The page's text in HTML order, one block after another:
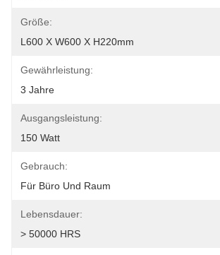
Größe:
L600 X W600 X H220mm
Gewährleistung:
3 Jahre
Ausgangsleistung:
150 Watt
Gebrauch:
Für Büro Und Raum
Lebensdauer:
> 50000 HRS